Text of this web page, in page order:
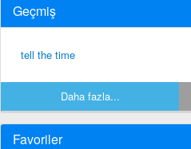
Geçmiş
tell the time
Daha fazla...
Favoriler